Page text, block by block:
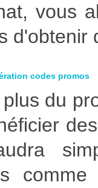
vous
d'obtenir
codes promos
plus du